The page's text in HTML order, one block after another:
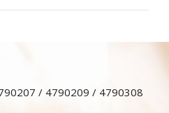
/ 4790209 / 4790308